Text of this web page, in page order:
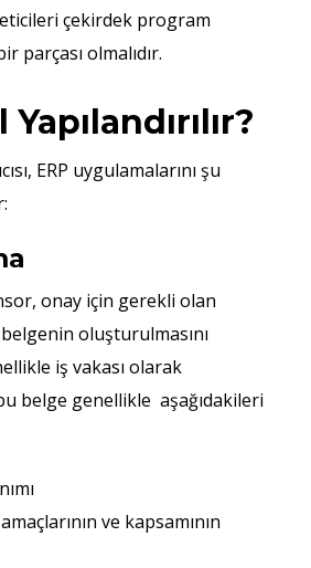
çekirdek program
parçası olmalıdır.
Yapılandırılır?
ERP uygulamalarını şu
onay için gerekli olan
oluşturulmasını
iş vakası olarak
belge genellikle aşağıdakileri
ve kapsamının